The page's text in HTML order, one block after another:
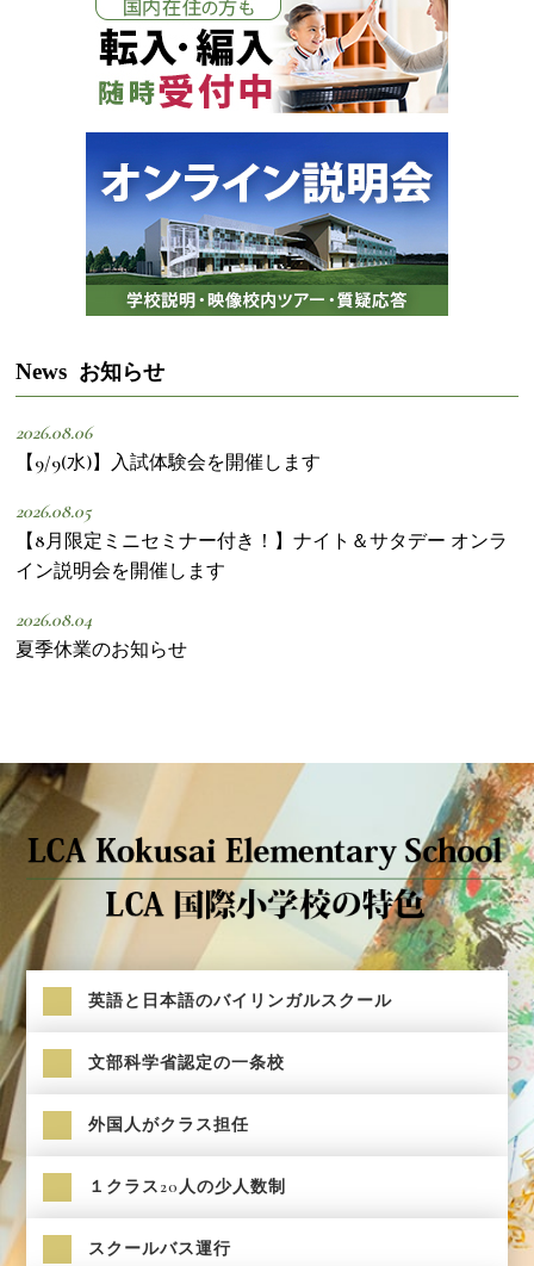
News お知らせ
2026.08.06
【9/9(水)】入試体験会を開催します
2026.08.05
【8月限定ミニセミナー付き！】ナイト＆サタデー オンラ
イン説明会を開催します
2026.08.04
夏季休業のお知らせ
英語と日本語のバイリンガルスクール
文部科学省認定の一条校
外国人がクラス担任
１クラス20人の少人数制
スクールバス運行